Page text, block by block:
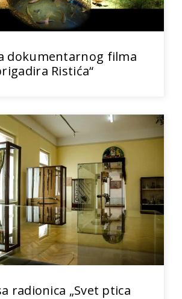
dokumentarnog filma
Ristića“
radionica „Svet ptica